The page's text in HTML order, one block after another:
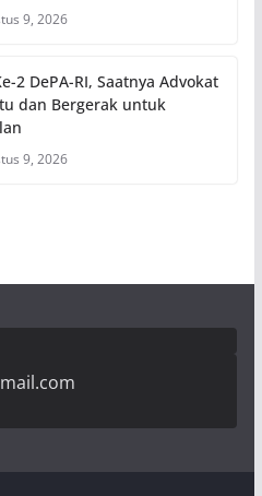
9, 2026
2 DePA-RI, Saatnya Advokat
dan Bergerak untuk
9, 2026